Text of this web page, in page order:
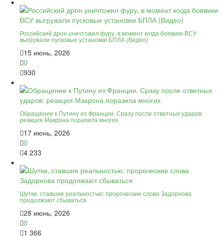
Российский дрон уничтожил фуру, в момент когда боевики ВСУ
выгружали пусковые установки БПЛА (Видео)
15 июнь, 2026
0
930
Обращение к Путину из Франции. Сразу после ответных ударов:
реакция Макрона поразила многих
17 июнь, 2026
0
4 233
Шутки, ставшие реальностью: пророческие слова Задорнова
продолжают сбываться
28 июнь, 2026
0
1 366